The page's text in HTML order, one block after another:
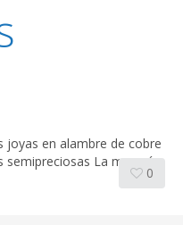
joyas en alambre de cobre
semipreciosas La mayoría
0